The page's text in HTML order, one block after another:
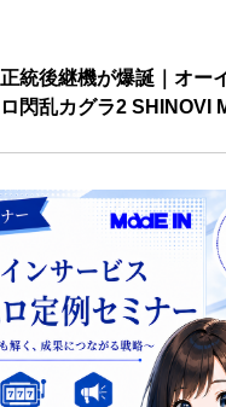
正統後継機が爆誕｜オー
ロ閃乱カグラ2 SHINOVI